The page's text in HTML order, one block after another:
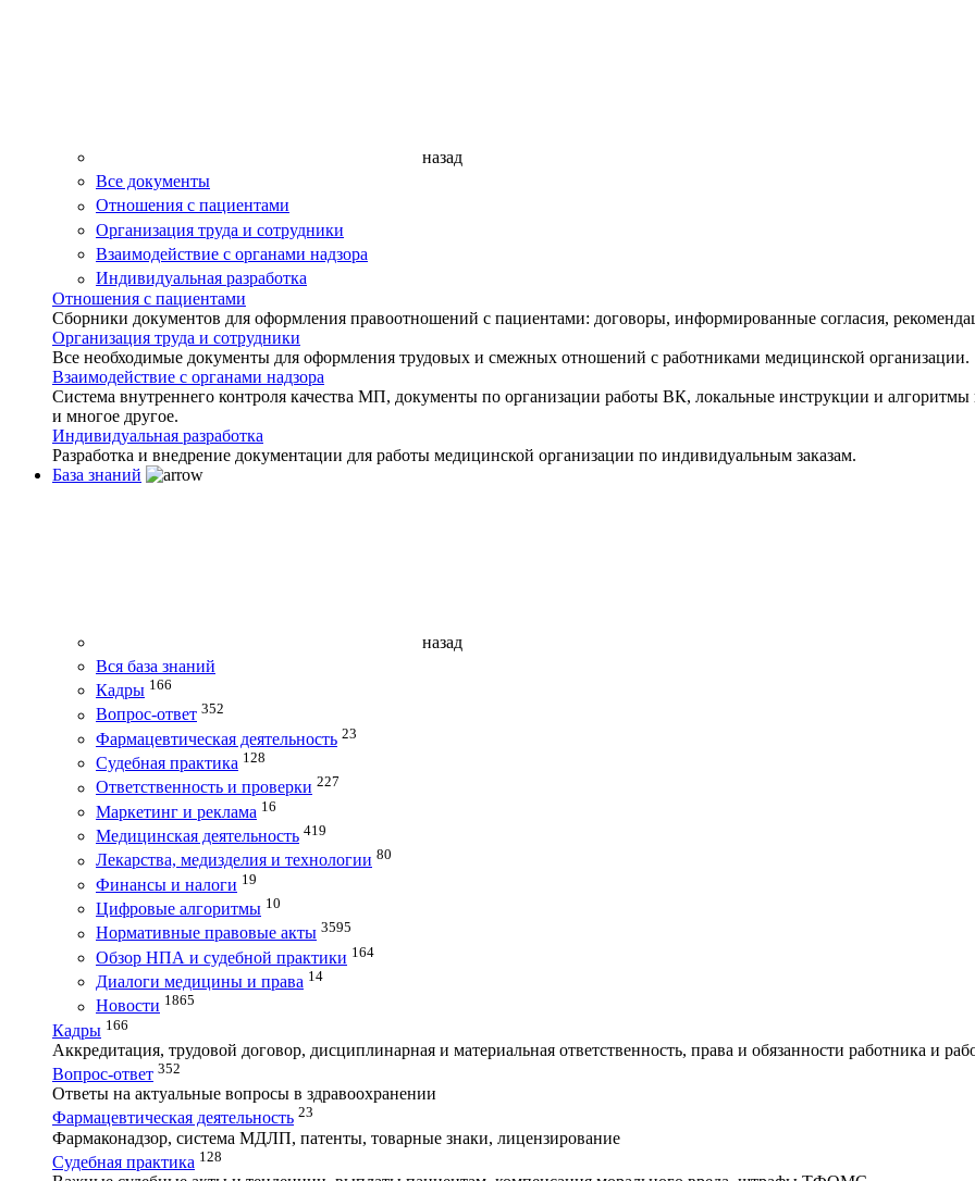
назад
Все документы
Отношения с пациентами
Организация труда и сотрудники
Взаимодействие с органами надзора
Индивидуальная разработка
Отношения с пациентами
Сборники документов для оформления правоотношений с пациентами: договоры, информированные согласия,
Организация труда и сотрудники
Все необходимые документы для оформления трудовых и смежных отношений с работниками медицинской организации.
Взаимодействие с органами надзора
Система внутреннего контроля качества МП, документы по организации работы ВК, локальные инструкции и
и многое другое.
Индивидуальная разработка
Разработка и внедрение документации для работы медицинской организации по индивидуальным заказам.
База знаний
назад
Вся база знаний
Кадры 166
Вопрос-ответ 352
Фармацевтическая деятельность 23
Судебная практика 128
Ответственность и проверки 227
Маркетинг и реклама 16
Медицинская деятельность 419
Лекарства, медизделия и технологии 80
Финансы и налоги 19
Цифровые алгоритмы 10
Нормативные правовые акты 3595
Обзор НПА и судебной практики 164
Диалоги медицины и права 14
Новости 1865
Кадры 166
Аккредитация, трудовой договор, дисциплинарная и материальная ответственность, права и обязанности работника и
Вопрос-ответ 352
Ответы на актуальные вопросы в здравоохранении
Фармацевтическая деятельность 23
Фармаконадзор, система МДЛП, патенты, товарные знаки, лицензирование
Судебная практика 128